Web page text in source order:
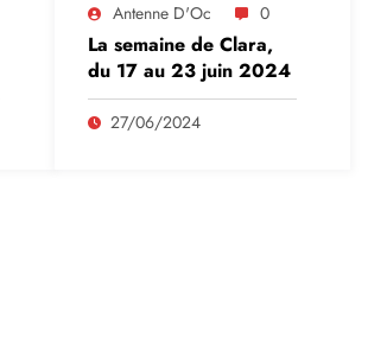
Antenne D'Oc 0
La semaine de Clara,
du 17 au 23 juin 2024
27/06/2024